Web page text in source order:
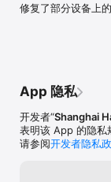
修复了部分设备上
App 隐私
开发者“Shanghai
表明该 App 的隐私
请参阅开发者隐私